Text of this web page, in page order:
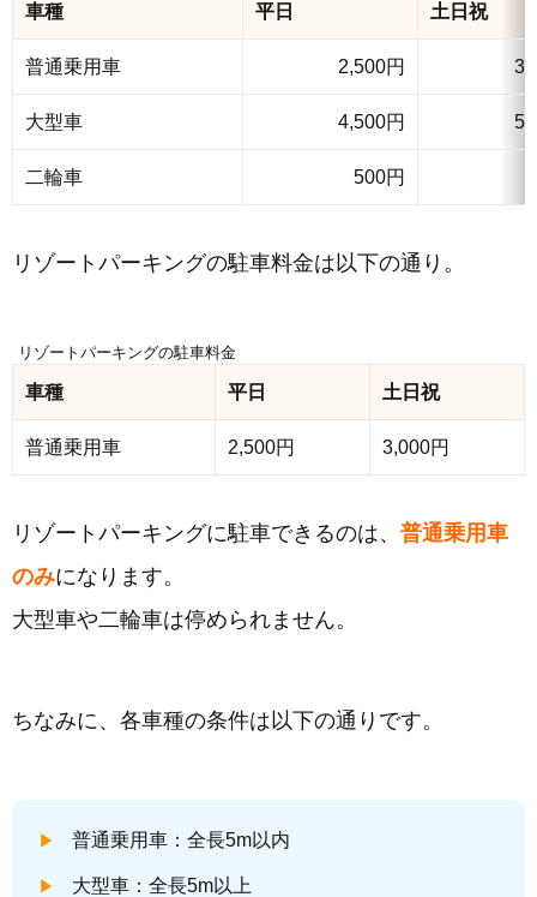
車種 平日 土日祝
普通乗用車 2,500円
大型車 4,500円
二輪車 500円
リゾートパーキングの駐車料金は以下の通り。
リゾートパーキングの駐車料金
車種 平日 土日祝
普通乗用車 2,500円 3,000円
リゾートパーキングに駐車できるのは、 普通乗用車
のみになります。
大型車や二輪車は停められません。
ちなみに、各車種の条件は以下の通りです。
普通乗用車：全長5m以内
大型車：全長5m以上